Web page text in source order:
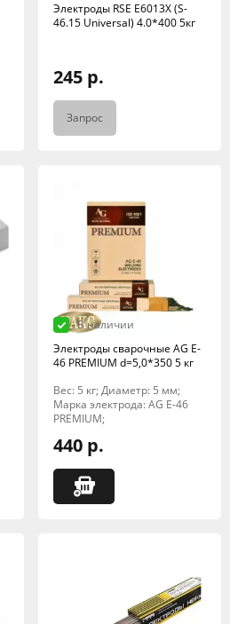
Электроды RSE Е6013X (S-
46.15 Universal) 4.0*400 5кг
245 р.
Запрос
В наличии
Электроды сварочные AG E-
46 PREMIUM d=5,0*350 5 кг
Вес: 5 кг; Диаметр: 5 мм;
Марка электрода: AG E-46
PREMIUM;
440 р.